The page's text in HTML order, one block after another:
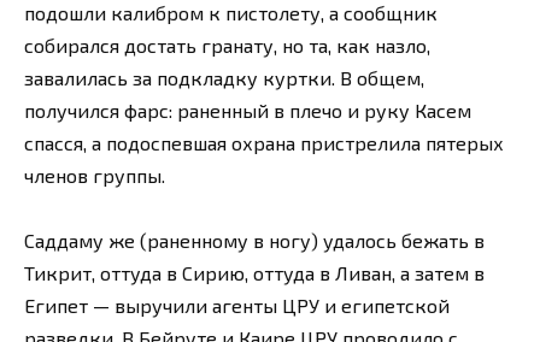
подошли калибром к пистолету, а сообщник
собирался достать гранату, но та, как назло,
завалилась за подкладку куртки. В общем,
получился фарс: раненный в плечо и руку Касем
спасся, а подоспевшая охрана пристрелила пятерых
членов группы.
Саддаму же (раненному в ногу) удалось бежать в
Тикрит, оттуда в Сирию, оттуда в Ливан, а затем в
Египет — выручили агенты ЦРУ и египетской